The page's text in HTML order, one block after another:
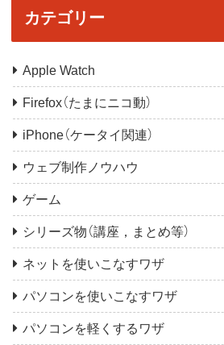
カテゴリー
Apple Watch
Firefox（たまにニコ動）
iPhone（ケータイ関連）
ウェブ制作ノウハウ
ゲーム
シリーズ物（講座，まとめ等）
ネットを使いこなすワザ
パソコンを使いこなすワザ
パソコンを軽くするワザ